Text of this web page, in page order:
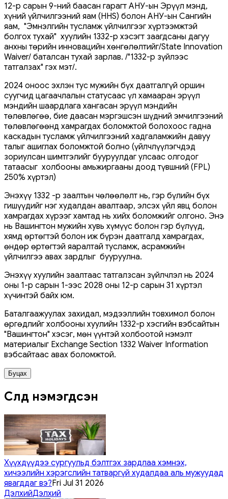
12-р сарын 9-ний баасан гарагт АНУ-ын Эрүүл мэнд,
хүний ​​үйлчилгээний яам (HHS) болон АНУ-ын Сангийн
яам, "Эмнэлгийн тусламж үйлчилгээг хүртээмжтэй
болгох тухай" хуулийн 1332-р хэсэгт заагдсаны дагуу
анхны төрийн инновацийн хөнгөлөлтийг/State Innovation
Waiver/ баталсан тухай зарлав. /"1332-р зүйлээс
татгалзах" гэх мэт/.
2024 оноос эхлэн тус мужийн бүх даатгалгүй оршин
суугчид цагаачлалын статусаас үл хамааран эрүүл
мэндийн шаардлага хангасан эрүүл мэндийн
төлөвлөгөө, бие даасан мэргэшсэн шүдний эмчилгээний
төлөвлөгөөнд хамрагдах боломжтой болохоос гадна
каскадын тусламж үйлчилгээний хадгаламжийн давуу
талыг ашиглах боломжтой болно (үйлчлүүлэгчдэд
зориулсан шимтгэлийг бууруулдаг улсаас олгодог
татаасыг холбооны амьжиргааны доод түвшний (FPL)
250% хүртэл)
Энэхүү 1332 -р заалтын чөлөөлөлт нь, гэр бүлийн бүх
гишүүдийг нэг худалдан авалтаар, элсэх үйл явц болон
хамрагдах хүрээг хамтад нь хийх боломжийг олгоно. Энэ
нь Вашингтон мужийн хувь хүмүүс болон гэр бүлүүд,
хямд өртөгтэй болон иж бүрэн даатгалд хамрагдах,
өндөр өртөгтэй яаралтай тусламж, асрамжийн
үйлчилгээ авах зардлыг бууруулна.
Энэхүү хуулийн заалтаас татгалзсан зүйлчлэл нь 2024
оны 1-р сарын 1-ээс 2028 оны 12-р сарын 31 хүртэл
хүчинтэй байх юм.
Баталгаажуулах захидал, мэдээллийн товхимол болон
өргөдлийг холбооны хуулийн 1332-р хэсгийн вэбсайтын
"Вашингтон" хэсэг, мөн үүнтэй холбоотой нэмэлт
материалыг Exchange Section 1332 Waiver Information
вэбсайтаас авах боломжтой.
Буцах
Сүүлд нэмэгдсэн
Хүүхдүүдээ сургуульд бэлтгэх зардлаа хэмнэх,
хичээлийн хэрэгслийн татваргүй худалдаа аль мужуудад
явагддаг вэ?Fri Jul 31 2026
ДэлхийДэлхий